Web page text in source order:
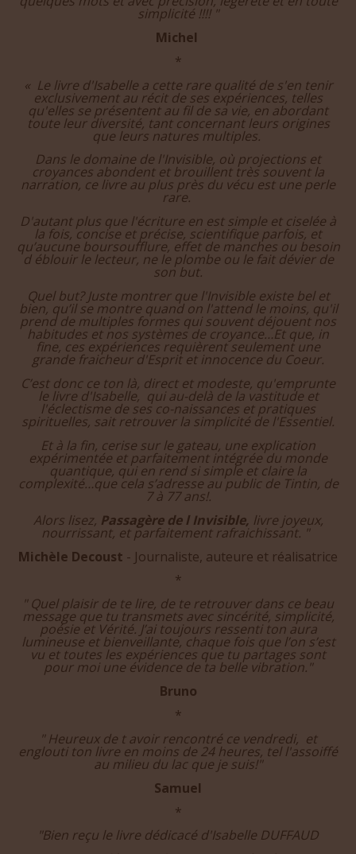
décris les scènes et les paysages du monde matériel
ou "subtil", tout comme tes ressentis interieurs en
quelques mots et avec précision, légèreté et en toute
simplicité !!!! "
*
« Le livre d'Isabelle a cette rare qualité de s'en tenir
exclusivement au récit de ses expériences, telles
qu'elles se présentent au fil de sa vie, en abordant
toute leur diversité, tant concernant leurs origines
que leurs natures multiples.
Dans le domaine de l'Invisible, où projections et
croyances abondent et brouillent très souvent la
narration, ce livre au plus près du vécu est une perle
rare.
D'autant plus que l'écriture en est simple et ciselée à
la fois, concise et précise, scientifique parfois, et
qu’aucune boursoufflure, effet de manches ou besoin
d éblouir le lecteur, ne le plombe ou le fait dévier de
son but.
Quel but? Juste montrer que l'Invisible existe bel et
bien, qu’il se montre quand on l'attend le moins, qu'il
prend de multiples formes qui souvent déjouent nos
habitudes et nos systèmes de croyance…Et que, in
fine, ces expériences requièrent seulement une
grande fraicheur d'Esprit et innocence du Coeur.
C’est donc ce ton là, direct et modeste, qu'emprunte
le livre d'Isabelle, qui au-delà de la vastitude et
l'éclectisme de ses co-naissances et pratiques
spirituelles, sait retrouver la simplicité de l'Essentiel.
Et à la fin, cerise sur le gateau, une explication
expérimentée et parfaitement intégrée du monde
quantique, qui en rend si simple et claire la
complexité…que cela s’adresse au public de Tintin, de
7 à 77 ans!.
Alors lisez,Passagère de l Invisible,livre joyeux,
nourrissant, et parfaitement rafraichissant. "
*
" Quel plaisir de te lire, de te retrouver dans ce beau
message que tu transmets avec sincérité, simplicité,
poésie et Vérité. J’ai toujours ressenti ton aura
lumineuse et bienveillante, chaque fois que l’on s’est
vu et toutes les expériences que tu partages sont
pour moi une évidence de ta belle vibration."
*
" Heureux de t avoir rencontré ce vendredi, et
englouti ton livre en moins de 24 heures, tel l'assoiffé
au milieu du lac que je suis!"
*